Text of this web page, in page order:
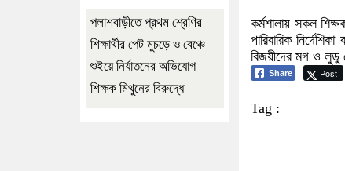
কর্মশালায় সকল
পারিবারিক
বিজয়ীদের মগ ও লুডু
Share Post
Tag :
পলাশবাড়ীতে প্রথম শ্রেণির
শিক্ষার্থীর পেট মুচড়ে ও বেঞ্চে
শুইয়ে নির্যাতনের অভিযোগ
শিক্ষক মিথুনের বিরুদ্ধে